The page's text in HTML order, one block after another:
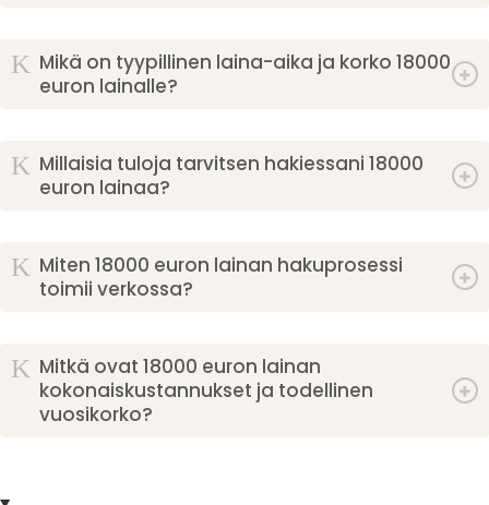
K Mikä on tyypillinen laina-aika ja korko 18000
euron lainalle?
K Millaisia tuloja tarvitsen hakiessani 18000
euron lainaa?
K Miten 18000 euron lainan hakuprosessi
toimii verkossa?
K Mitkä ovat 18000 euron lainan
kokonaiskustannukset ja todellinen
vuosikorko?